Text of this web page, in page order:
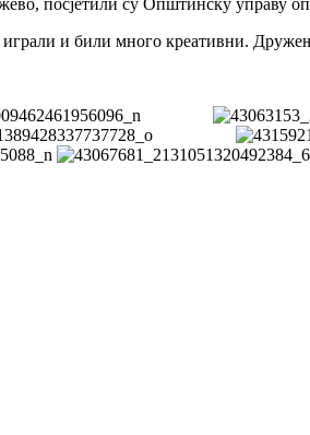
и били много креативни.